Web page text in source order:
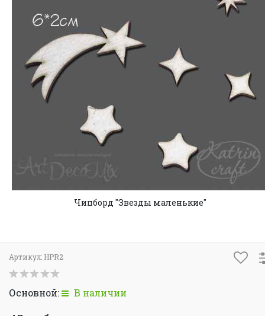
Чипборд "Звезды маленькие"
Артикул: HPR2
Основной: В наличии